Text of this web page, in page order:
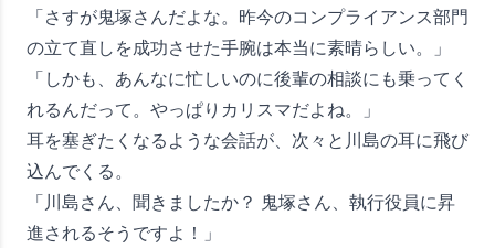
「さすが鬼塚さんだよな。昨今のコンプライアンス部門
の立て直しを成功させた手腕は本当に素晴らしい。」
「しかも、あんなに忙しいのに後輩の相談にも乗ってく
れるんだって。やっぱりカリスマだよね。」
耳を塞ぎたくなるような会話が、次々と川島の耳に飛び
込んでくる。
「川島さん、聞きましたか？ 鬼塚さん、執行役員に昇
進されるそうですよ！」